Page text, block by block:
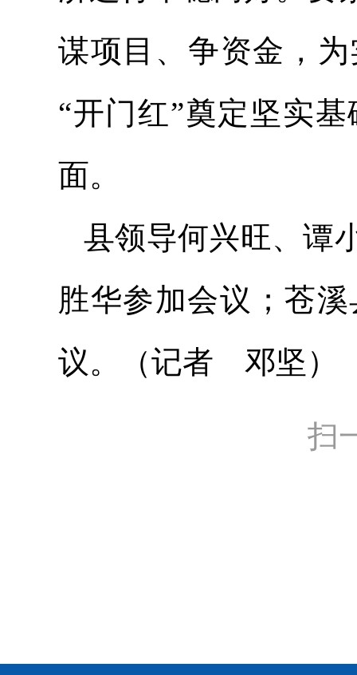
谋项目、争资金，
“开门红”奠定坚实
面。
县领导何兴旺、谭
胜华参加会议；苍
议。
（记者 邓坚）
扫